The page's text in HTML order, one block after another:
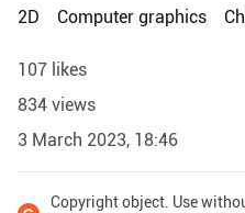
2D
Computer graphics
107 likes
834 views
3 March 2023, 18:46
Copyright object. Use